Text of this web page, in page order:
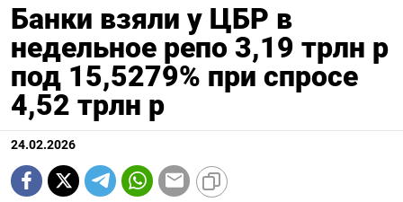
Банки взяли у ЦБР в
недельное репо 3,19 трлн р
под 15,5279% при спросе
4,52 трлн р
24.02.2026